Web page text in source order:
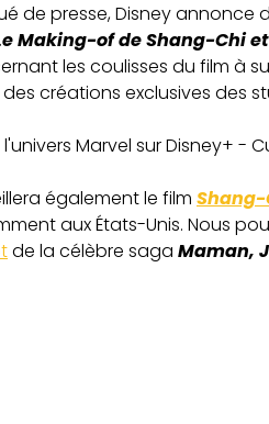
de presse, Disney annonce
Making-of de Shang-Chi
les coulisses du film à
créations exclusives des
également le film Shang-
aux États-Unis. Nous
de la célèbre saga Maman,